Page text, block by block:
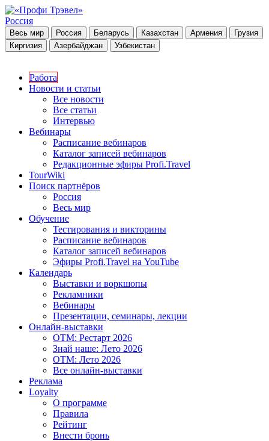
Россия
Весь мир Россия Беларусь Казахстан Армения
Грузия
Киргизия
Азербайджан Узбекистан
Работа
Новости и статьи
Все новости
Все статьи
Интервью
Вебинары
Расписание вебинаров
Каталог записей вебинаров
Редакционные эфиры Profi.Travel
TourWiki
Поиск партнёров
Россия
Весь мир
Обучение
Тестирования и викторины
Расписание вебинаров
Каталог записей вебинаров
Эфиры Profi.Travel на YouTube
Календарь
Выставки и воркшопы
Рекламники
Вебинары
Презентации, семинары, лекции
Онлайн-выставки
OTM: Рестарт 2026
Знай наше: Лето 2026
OTM: Лето 2026
Все онлайн-выставки
Реклама
Loyalty
О программе
Правила
Рейтинг
Внести бронь